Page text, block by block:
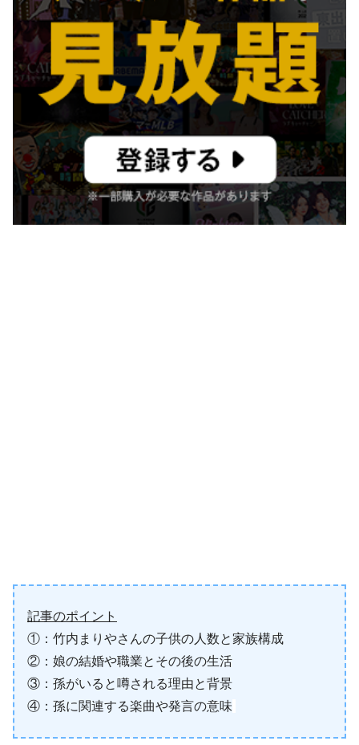
記事のポイント
①：竹内まりやさんの子供の人数と家族構成
②：娘の結婚や職業とその後の生活
③：孫がいると噂される理由と背景
④：孫に関連する楽曲や発言の意味